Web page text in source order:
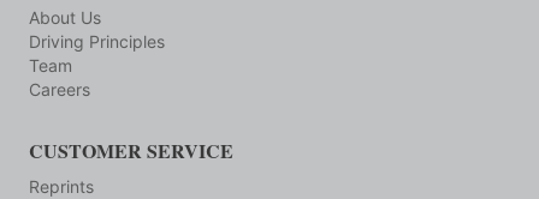
About Us
Driving Principles
Team
Careers
CUSTOMER SERVICE
Reprints